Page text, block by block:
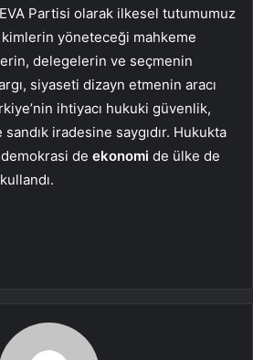
Partisi olarak ilkesel tutumumuz
kimlerin yöneteceği mahkeme
delegelerin ve seçmenin
siyaseti dizayn etmenin aracı
ihtiyacı hukuki güvenlik,
iradesine saygıdır. Hukukta
de ekonomi de ülke de